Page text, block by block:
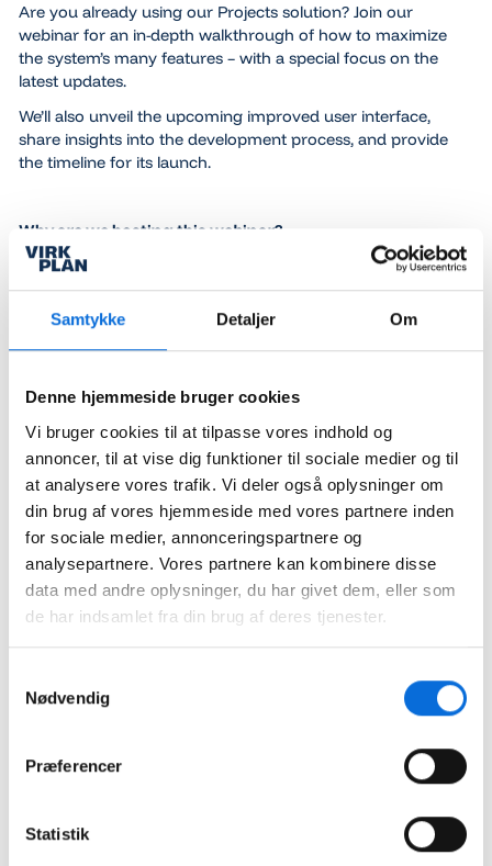
Samtykke Detaljer Om
Denne hjemmeside bruger cookies
Vi bruger cookies til at tilpasse vores indhold og
annoncer, til at vise dig funktioner til sociale medier og til
at analysere vores trafik. Vi deler også oplysninger om
din brug af vores hjemmeside med vores partnere inden
for sociale medier, annonceringspartnere og
analysepartnere. Vores partnere kan kombinere disse
data med andre oplysninger, du har givet dem, eller som
de har indsamlet fra din brug af deres tjenester.
Nødvendig
Præferencer
Statistik
Are you already using our Projects solution? Join our
webinar for an in-depth walkthrough of how to maximize
the system’s many features – with a special focus on the
latest updates.
We’ll also unveil the upcoming improved user interface,
share insights into the development process, and provide
the timeline for its launch.
Why are we hosting this webinar?
This webinar is tailored for current Projects users. Our goal
is to demonstrate how you can harness the system’s full
even more efficiently. By attending, you’ll gain insights into
advanced features and practical tips to enhance your
Sign up and get fresh inspiration to make even more out
of Projects!
Tilmelding
Navn